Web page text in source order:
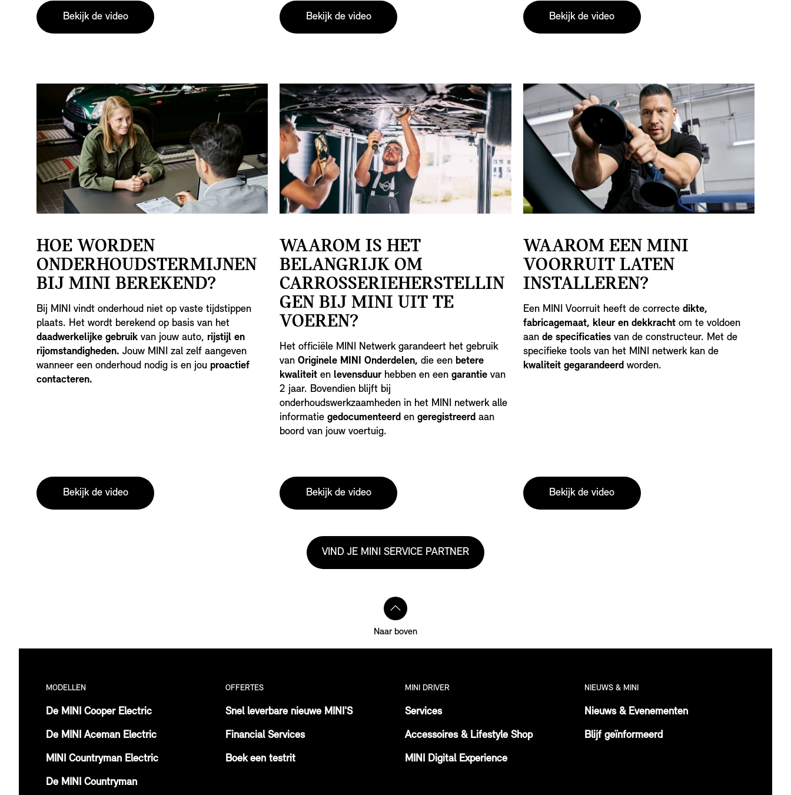
Bekijk de video Bekijk de video Bekijk de video
HOE WORDEN
ONDERHOUDSTERMIJNEN
BIJ MINI BEREKEND?
Bij MINI vindt onderhoud niet op vaste tijdstippen
plaats. Het wordt berekend op basis van het
daadwerkelijke gebruik van jouw auto, rijstijl en
rijomstandigheden. Jouw MINI zal zelf aangeven
wanneer een onderhoud nodig is en jou proactief
contacteren.
Bekijk de video
WAAROM IS HET
BELANGRIJK OM
CARROSSERIEHERSTELLIN
GEN BIJ MINI UIT TE
VOEREN?
Het officiële MINI Netwerk garandeert het gebruik
vanOriginele MINI Onderdelen, die een betere
kwaliteit en levensduur hebben en eengarantie van
2 jaar. Bovendien blijft bij
onderhoudswerkzaamheden in het MINI netwerk alle
informatiegedocumenteerd engeregistreerd aan
boord van jouw voertuig.
Bekijk de video
WAAROM EEN MINI
VOORRUIT LATEN
INSTALLEREN?
Een MINI Voorruit heeft de correcte dikte,
fabricagemaat, kleur en dekkrachtom te voldoen
aan de specificatiesvan de constructeur. Met de
specifieke tools van het MINI netwerk kan de
kwaliteit gegarandeerdworden.
Bekijk de video
VIND JE MINI SERVICE PARTNER
Naar boven
MODELLEN
De MINI Cooper Electric
De MINI Aceman Electric
MINI Countryman Electric
De MINI Countryman
OFFERTES
Snel leverbare nieuwe MINI'S
Financial Services
Boek een testrit
MINI DRIVER
Services
Accessoires & Lifestyle Shop
MINI Digital Experience
NIEUWS & MINI
Nieuws & Evenementen
Blijf geïnformeerd